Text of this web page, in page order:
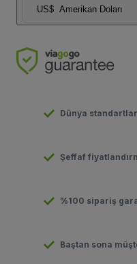
US$ Amerikan Doları
Dünya
Şeffaf
%100 sipariş
Baştan sona